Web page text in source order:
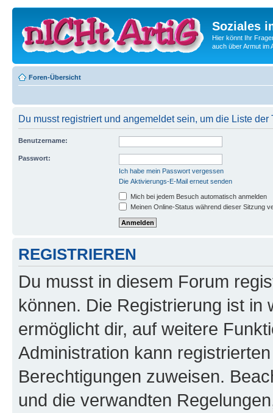
Soziales
Hier könnt Ihr
auch über Armut im
Foren-Übersicht
Du musst registriert und angemeldet sein, um die Liste
Benutzername:
Passwort:
Ich habe mein Passwort vergessen
Die Aktivierungs-E-Mail erneut senden
Mich bei jedem Besuch automatisch anmelden
Meinen Online-Status während dieser Sitzung
REGISTRIEREN
Du musst in diesem Forum
können. Die Registrierung ist in
ermöglicht dir, auf weitere
Administration kann
Berechtigungen zuweisen.
und die verwandten